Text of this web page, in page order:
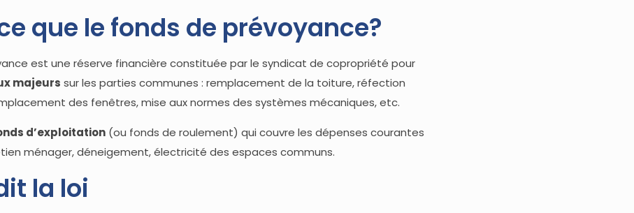
que le fonds de prévoyance?
est une réserve financière constituée par le syndicat de copropriété pour
majeurs sur les parties communes : remplacement de la toiture, réfection
des fenêtres, mise aux normes des systèmes mécaniques, etc.
d’exploitation(ou fonds de roulement) qui couvre les dépenses courantes
ménager, déneigement, électricité des espaces communs.
la loi